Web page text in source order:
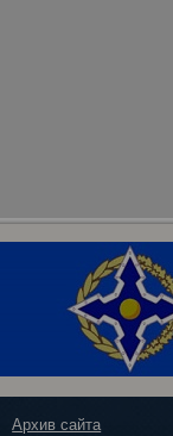
Архив сайта